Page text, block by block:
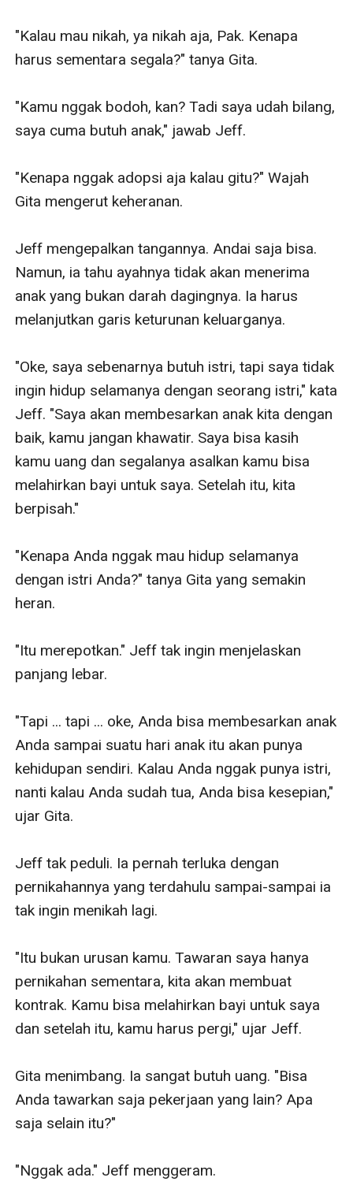
"Kalau mau nikah, ya nikah aja, Pak. Kenapa
harus sementara segala?" tanya Gita.
"Kamu nggak bodoh, kan? Tadi saya udah bilang,
saya cuma butuh anak," jawab Jeff.
"Kenapa nggak adopsi aja kalau gitu?" Wajah
Gita mengerut keheranan.
Jeff mengepalkan tangannya. Andai saja bisa.
Namun, ia tahu ayahnya tidak akan menerima
anak yang bukan darah dagingnya. Ia harus
melanjutkan garis keturunan keluarganya.
"Oke, saya sebenarnya butuh istri, tapi saya tidak
ingin hidup selamanya dengan seorang istri," kata
Jeff. "Saya akan membesarkan anak kita dengan
baik, kamu jangan khawatir. Saya bisa kasih
kamu uang dan segalanya asalkan kamu bisa
melahirkan bayi untuk saya. Setelah itu, kita
berpisah."
"Kenapa Anda nggak mau hidup selamanya
dengan istri Anda?" tanya Gita yang semakin
heran.
"Itu merepotkan." Jeff tak ingin menjelaskan
panjang lebar.
"Tapi ... tapi ... oke, Anda bisa membesarkan anak
Anda sampai suatu hari anak itu akan punya
kehidupan sendiri. Kalau Anda nggak punya istri,
nanti kalau Anda sudah tua, Anda bisa kesepian,"
ujar Gita.
Jeff tak peduli. Ia pernah terluka dengan
pernikahannya yang terdahulu sampai-sampai ia
tak ingin menikah lagi.
"Itu bukan urusan kamu. Tawaran saya hanya
pernikahan sementara, kita akan membuat
kontrak. Kamu bisa melahirkan bayi untuk saya
dan setelah itu, kamu harus pergi," ujar Jeff.
Gita menimbang. Ia sangat butuh uang. "Bisa
Anda tawarkan saja pekerjaan yang lain? Apa
saja selain itu?"
"Nggak ada." Jeff menggeram.